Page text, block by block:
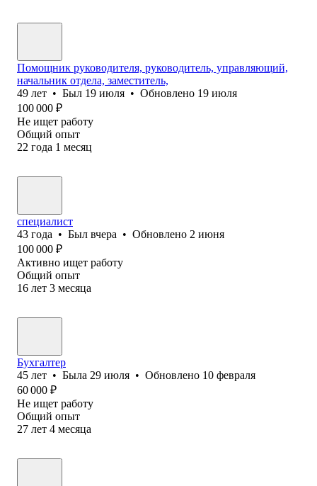
Помощник руководителя, руководитель, управляющий,
начальник отдела, заместитель,
49 лет • Был 19 июля • Обновлено 19 июля
100 000 ₽
Не ищет работу
Общий опыт
22 года 1 месяц
специалист
43 года • Был вчера • Обновлено 2 июня
100 000 ₽
Активно ищет работу
Общий опыт
16 лет 3 месяца
Бухгалтер
45 лет • Была 29 июля • Обновлено 10 февраля
60 000 ₽
Не ищет работу
Общий опыт
27 лет 4 месяца